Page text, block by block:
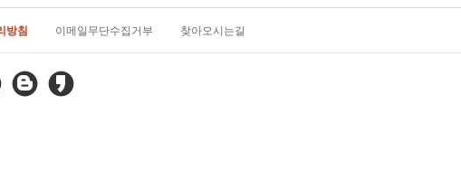
방침 이메일무단수집거부 찾아오시는길